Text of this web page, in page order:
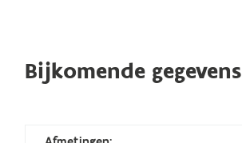
Bijkomende gegevens